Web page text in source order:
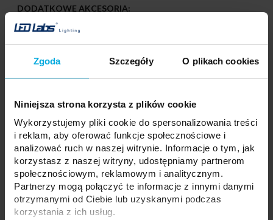
Zgoda Szczegóły O plikach cookies
Niniejsza strona korzysta z plików cookie
Wykorzystujemy pliki cookie do spersonalizowania treści
i reklam, aby oferować funkcje społecznościowe i
analizować ruch w naszej witrynie. Informacje o tym, jak
korzystasz z naszej witryny, udostępniamy partnerom
społecznościowym, reklamowym i analitycznym.
Partnerzy mogą połączyć te informacje z innymi danymi
otrzymanymi od Ciebie lub uzyskanymi podczas
korzystania z ich usług.
DODATKOWE AKCESORIA:
obsługi.